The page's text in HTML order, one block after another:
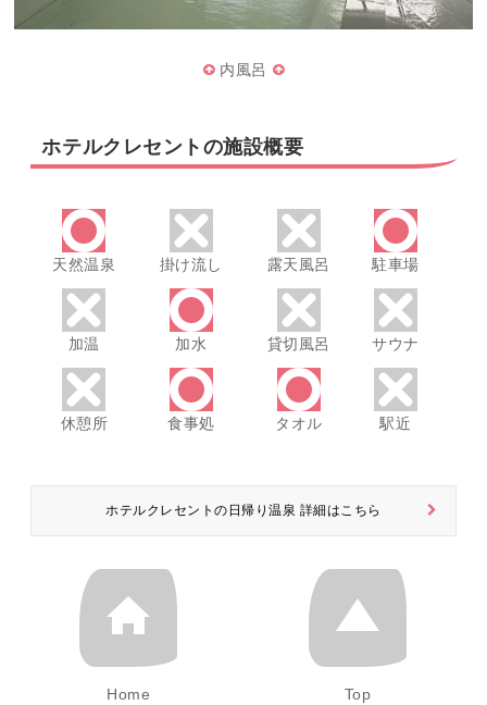
内風呂
ホテルクレセントの施設概要
天然温泉 掛け流し 露天風呂 駐車場
加温 加水 貸切風呂 サウナ
休憩所 食事処 タオル 駅近
ホテルクレセントの日帰り温泉 詳細はこちら
Home Top